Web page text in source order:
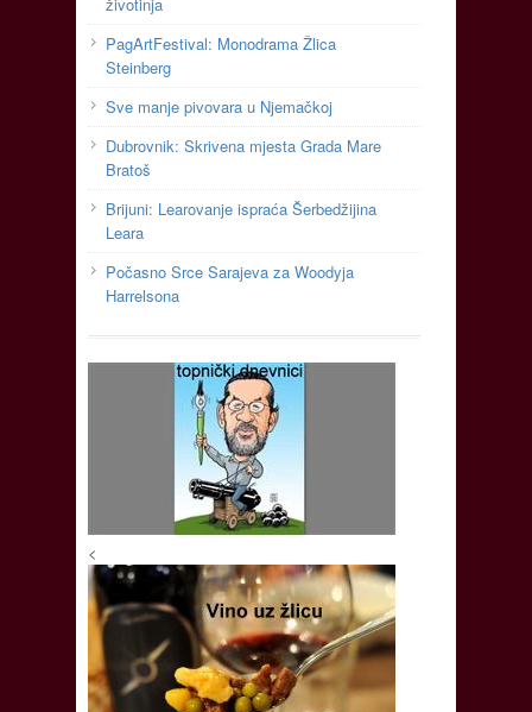
životinja
PagArtFestival: Monodrama Žlica
Steinberg
Sve manje pivovara u Njemačkoj
Dubrovnik: Skrivena mjesta Grada Mare
Bratoš
Brijuni: Learovanje ispraća Šerbedžijina
Leara
Počasno Srce Sarajeva za Woodyja
Harrelsona
<